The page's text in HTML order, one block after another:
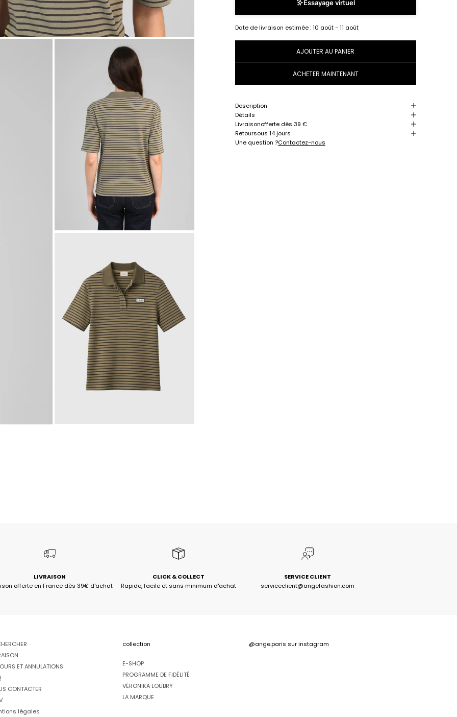
Essayage virtuel
Date de livraison estimée :10 août - 11 août
AJOUTER AU PANIER
ACHETER MAINTENANT
Description
Détails
Livraisonofferte dès 39 €
Retoursous 14 jours
Une question ?Contactez-nous
LIVRAISON
offerte en France dès 39€ d'achat
CLICK & COLLECT
Rapide, facile et sans minimum d'achat
SERVICE CLIENT
serviceclient@angefashion.com
ET ANNULATIONS
CONTACTER
légales
collection
E-SHOP
PROGRAMME DE FIDÉLITÉ
VÉRONIKA LOUBRY
LA MARQUE
@ange.paris sur instagram